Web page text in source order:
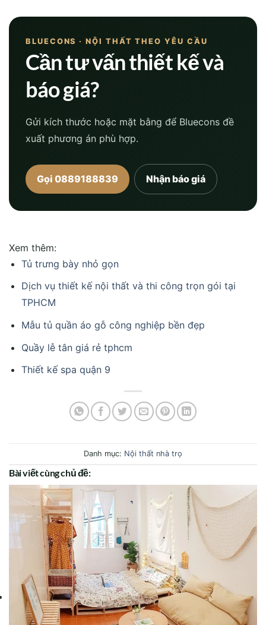
BLUECONS · NỘI THẤT THEO YÊU CẦU
Cần tư vấn thiết kế và
báo giá?
Gửi kích thước hoặc mặt bằng để Bluecons đề
xuất phương án phù hợp.
Gọi 0889188839 Nhận báo giá
Xem thêm:
Tủ trưng bày nhỏ gọn
Dịch vụ thiết kế nội thất và thi công trọn gói tại
TPHCM
Mẫu tủ quần áo gỗ công nghiệp bền đẹp
Quầy lễ tân giá rẻ tphcm
Thiết kế spa quận 9
Danh mục: Nội thất nhà trọ
Bài viết cùng chủ đề: